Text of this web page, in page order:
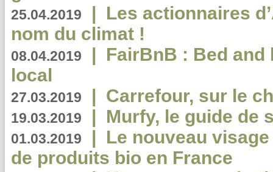
25.04.2019 | Les actionnaires
nom du climat !
08.04.2019 | FairBnB : Bed
local
27.03.2019 | Carrefour, sur le
19.03.2019 | Murfy, le guide de
01.03.2019 | Le nouveau
de produits bio en France